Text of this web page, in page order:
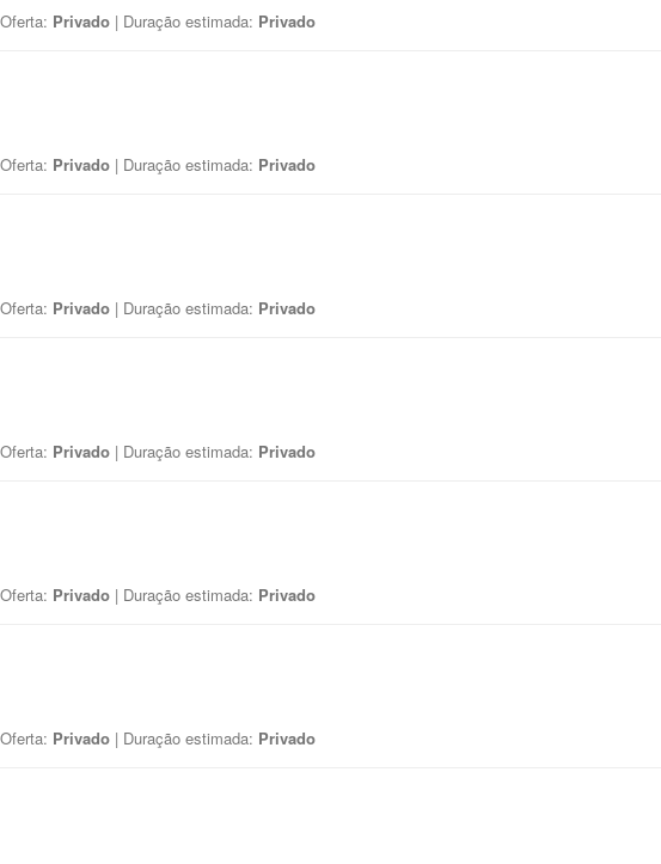
Privado | Duração estimada: Privado
Privado | Duração estimada: Privado
Privado | Duração estimada: Privado
Privado | Duração estimada: Privado
Privado | Duração estimada: Privado
Privado | Duração estimada: Privado